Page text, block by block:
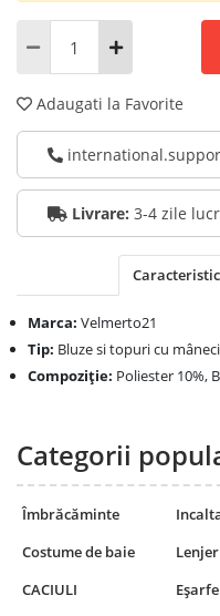
Adaugati la Favorite
Livrare: 3-4 zile
Marca: Velmerto21
Tip: Bluze si topuri cu
Compoziţie: Poliester 10%,
Categorii
Îmbrăcăminte
Costume de baie
CACIULI
Еșarfe